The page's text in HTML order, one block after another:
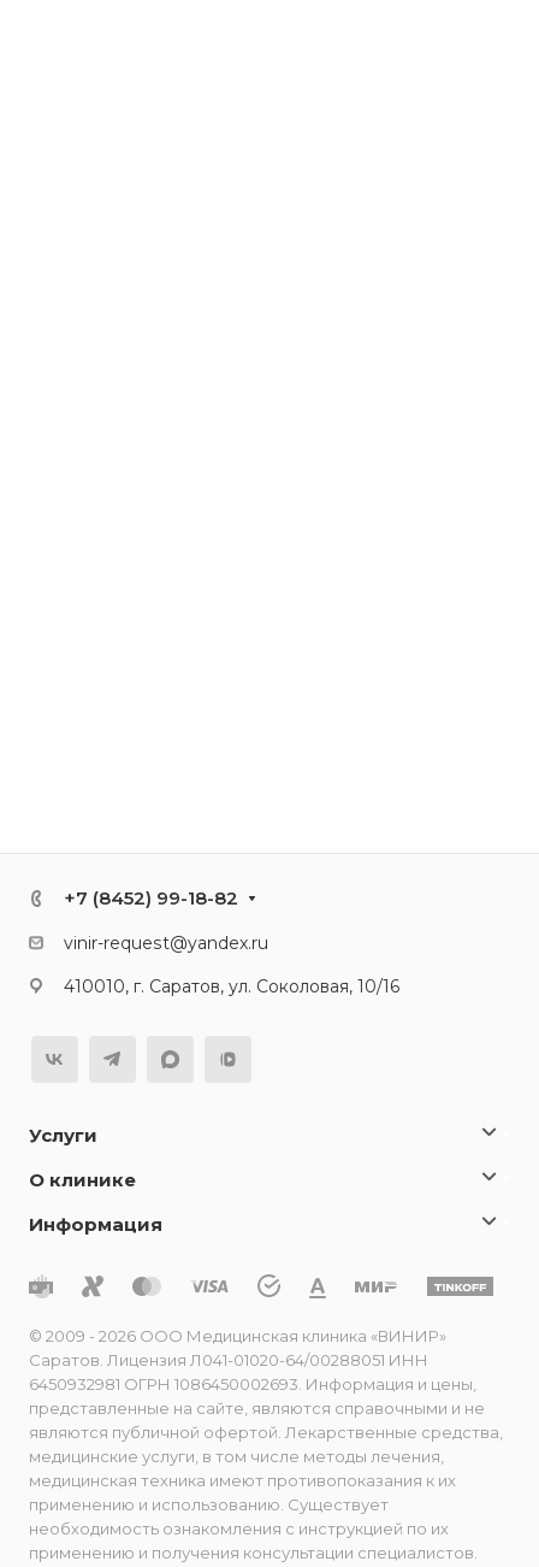
+7 (8452) 99-18-82
vinir-request@yandex.ru
410010, г. Саратов, ул. Соколовая, 10/16
Услуги
О клинике
Информация
© 2009 - 2026 ООО Медицинская клиника «ВИНИР»
Саратов. Лицензия Л041-01020-64/00288051 ИНН
6450932981 ОГРН 1086450002693. Информация и цены,
представленные на сайте, являются справочными и не
являются публичной офертой. Лекарственные средства,
медицинские услуги, в том числе методы лечения,
медицинская техника имеют противопоказания к их
применению и использованию. Существует
необходимость ознакомления с инструкцией по их
применению и получения консультации специалистов.